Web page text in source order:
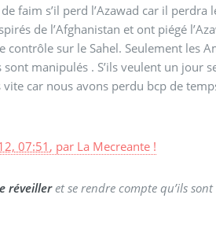
faim s’il perd l’Azawad car il perdra
de l’Afghanistan et ont piégé
sur le Sahel. Seulement les
manipulés . S’ils veulent un jour
vite car nous avons perdu bcp de
07:51, par La Mecreante !
réveilleret se rendre compte qu’ils